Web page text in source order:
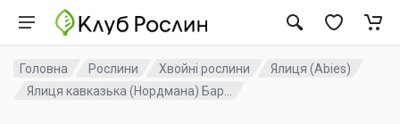
Головна Рослини Хвойні рослини
Ялиця (Abies)
Ялиця кавказька (Нордмана) Бар...